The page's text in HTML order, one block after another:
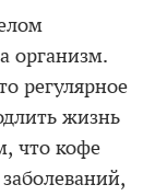
организм.
регулярное
жизнь
что кофе